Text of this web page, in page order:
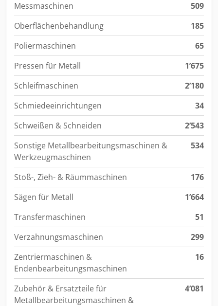
Messmaschinen
509
Oberflächenbehandlung
185
Poliermaschinen
65
Pressen für Metall
1’675
Schleifmaschinen
2’180
Schmiedeeinrichtungen
34
Schweißen & Schneiden
2’543
Sonstige Metallbearbeitungsmaschinen &
Werkzeugmaschinen
534
Stoß-, Zieh- & Räummaschinen
176
Sägen für Metall
1’664
Transfermaschinen
51
Verzahnungsmaschinen
299
Zentriermaschinen &
Endenbearbeitungsmaschinen
16
Zubehör & Ersatzteile für
Metallbearbeitungsmaschinen &
4’081